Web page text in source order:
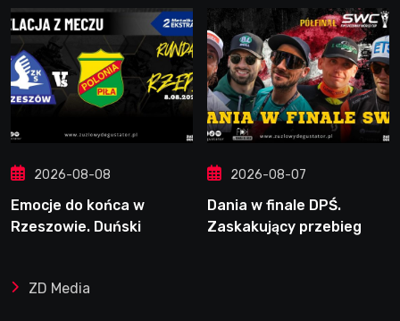
2026-08-08
Emocje do końca w
Rzeszowie. Duński
2026-08-07
Dania w finale DPŚ.
Zaskakujący przebieg
ZD Media